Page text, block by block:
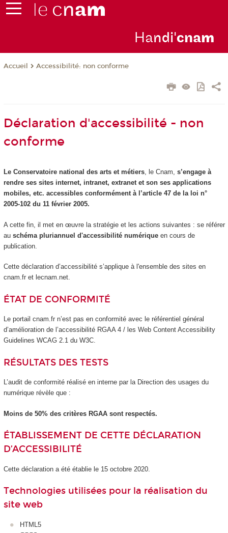
Handi'cnam
Accueil Accessibilité: non conforme
Déclaration d'accessibilité - non
conforme
Le Conservatoire national des arts et métiers, le Cnam, s’engage à
rendre ses sites internet, intranet, extranet et son ses applications
mobiles, etc. accessibles conformément à l’article 47 de la loi n°
2005-102 du 11 février 2005.
A cette fin, il met en œuvre la stratégie et les actions suivantes : se référer
au schéma pluriannuel d'accessibilité numériqueen cours de
publication.
Cette déclaration d’accessibilité s’applique à l'ensemble des sites en
cnam.fr et lecnam.net.
ÉTAT DE CONFORMITÉ
Le portail cnam.fr n’est pas en conformité avec le référentiel général
d’amélioration de l’accessibilité RGAA 4 / les Web Content Accessibility
Guidelines WCAG 2.1 du W3C.
RÉSULTATS DES TESTS
L’audit de conformité réalisé en interne par la Direction des usages du
numérique révèle que :
Moins de 50% des critères RGAA sont respectés.
ÉTABLISSEMENT DE CETTE DÉCLARATION
D’ACCESSIBILITÉ
Cette déclaration a été établie le 15 octobre 2020.
Technologies utilisées pour la réalisation du
site web
HTML5